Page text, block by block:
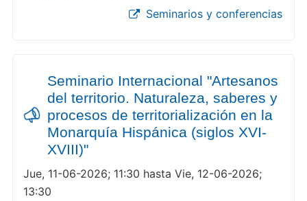
Seminarios y conferencias
Seminario Internacional "Artesanos
del territorio. Naturaleza, saberes y
procesos de territorialización en la
Monarquía Hispánica (siglos XVI-
XVIII)"
Jue, 11-06-2026; 11:30 hasta Vie, 12-06-2026;
13:30